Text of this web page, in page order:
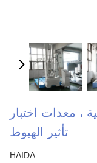
، معدات اختبار
تأثير الهبوط
HAIDA